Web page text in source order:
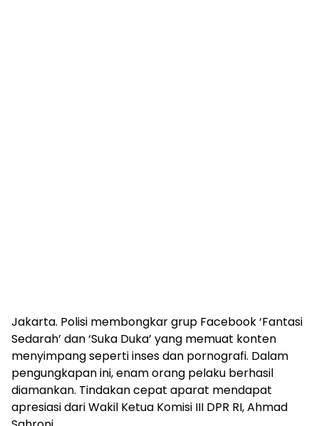
Jakarta. Polisi membongkar grup Facebook ‘Fantasi
Sedarah’ dan ‘Suka Duka’ yang memuat konten
menyimpang seperti inses dan pornografi. Dalam
pengungkapan ini, enam orang pelaku berhasil
diamankan. Tindakan cepat aparat mendapat
apresiasi dari Wakil Ketua Komisi III DPR RI, Ahmad